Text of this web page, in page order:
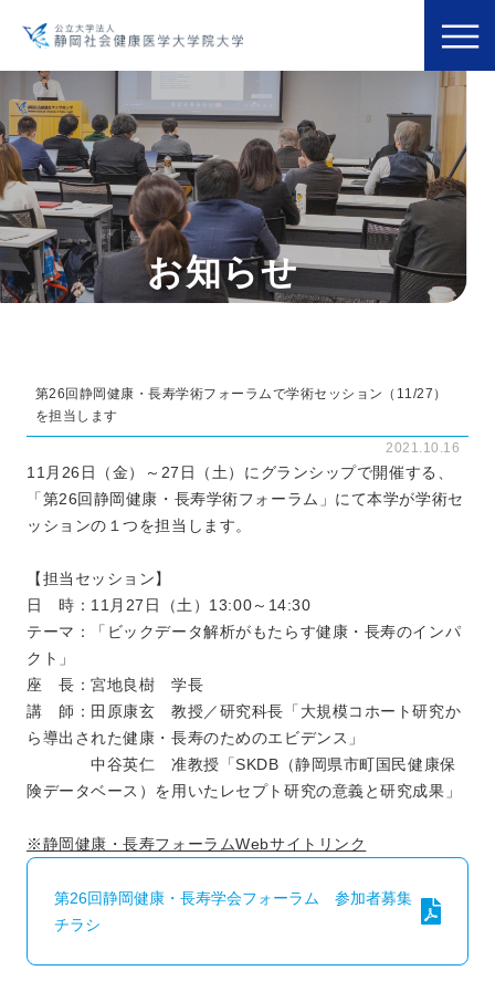
お知らせ
第26回静岡健康・長寿学術フォーラムで学術セッション（11/27）
を担当します
2021.10.16
11月26日（金）～27日（土）にグランシップで開催する、
「第26回静岡健康・長寿学術フォーラム」にて本学が学術セ
ッションの１つを担当します。
【担当セッション】
日 時：11月27日（土）13:00～14:30
テーマ：「ビックデータ解析がもたらす健康・長寿のインパ
クト」
座 長：宮地良樹 学長
講 師：田原康玄 教授／研究科長「大規模コホート研究か
ら導出された健康・長寿のためのエビデンス」
中谷英仁 准教授「SKDB（静岡県市町国民健康保
険データベース）を用いたレセプト研究の意義と研究成果」
※静岡健康・長寿フォーラムWebサイトリンク
第26回静岡健康・長寿学会フォーラム 参加者募集
チラシ